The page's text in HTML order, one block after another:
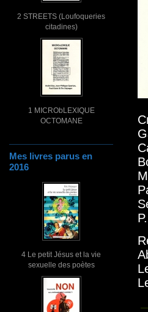
2 STREETS (Loufoqueries
citadines)
1 MICRObLEXIQUE
OCTOMANE
Mes livres parus en
2016
4 Le petit Jésus et la vie
sexuelle des poètes